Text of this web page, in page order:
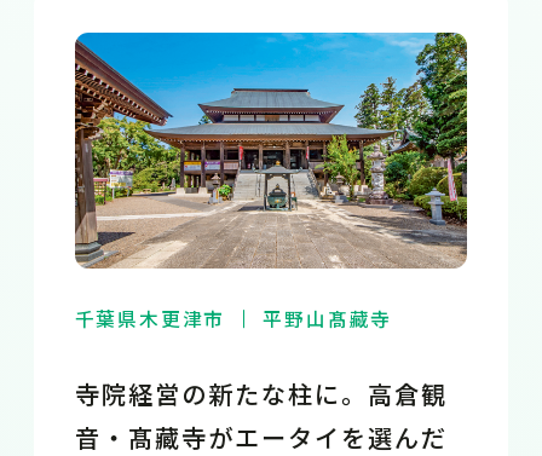
千葉県木更津市 平野山髙藏寺
寺院経営の新たな柱に。高倉観
音・髙藏寺がエータイを選んだ